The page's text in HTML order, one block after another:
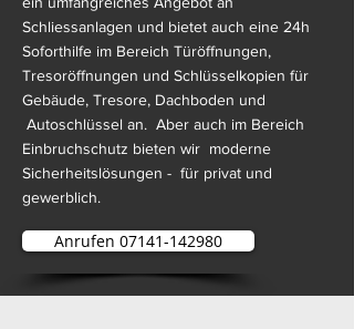
Schliessanlagen und bietet auch eine 24h
Soforthilfe im Bereich Türöffnungen,
Tresoröffnungen und Schlüsselkopien für
Gebäude, Tresore, Dachboden und
Autoschlüssel an. Aber auch im Bereich
Einbruchschutz bieten wir moderne
Sicherheitslösungen - für privat und
gewerblich.
Anrufen 07141-142980